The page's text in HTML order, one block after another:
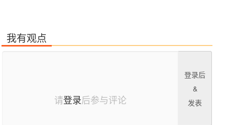
我有观点
请登录后参与评论
登录后
&
发表